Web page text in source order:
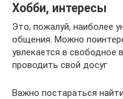
Хобби, интересы
Это, пожалуй, наиболее
общения. Можно
увлекается в свободное
проводить свой досуг
Важно постараться